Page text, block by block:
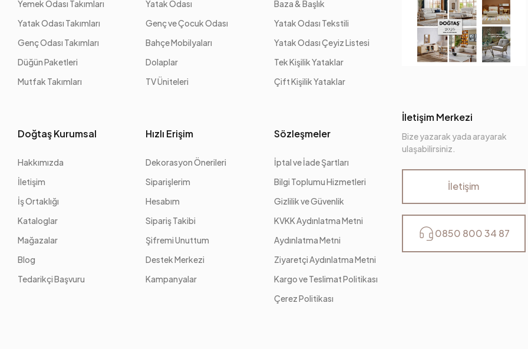
Yemek Odası Takımları
Yatak Odası Takımları
Genç Odası Takımları
Düğün Paketleri
Mutfak Takımları
Yatak Odası
Genç ve Çocuk Odası
Bahçe Mobilyaları
Dolaplar
TV Üniteleri
Baza & Başlık
Yatak Odası Tekstili
Yatak Odası Çeyiz Listesi
Tek Kişilik Yataklar
Çift Kişilik Yataklar
Doğtaş Kurumsal
Hakkımızda
İletişim
İş Ortaklığı
Kataloglar
Mağazalar
Blog
Tedarikçi Başvuru
Hızlı Erişim
Dekorasyon Önerileri
Siparişlerim
Hesabım
Sipariş Takibi
Şifremi Unuttum
Destek Merkezi
Kampanyalar
Sözleşmeler
İptal ve İade Şartları
Bilgi Toplumu Hizmetleri
Gizlilik ve Güvenlik
KVKK Aydınlatma Metni
Aydınlatma Metni
Ziyaretçi Aydınlatma Metni
Kargo ve Teslimat Politikası
Çerez Politikası
İletişim Merkezi
Bize yazarak yada arayarak
ulaşabilirsiniz.
İletişim
0850 800 34 87